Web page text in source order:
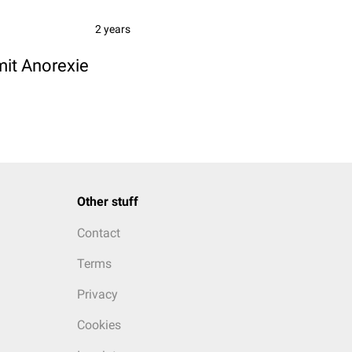
2 years
Anorexie
Other stuff
Contact
Terms
Privacy
Cookies